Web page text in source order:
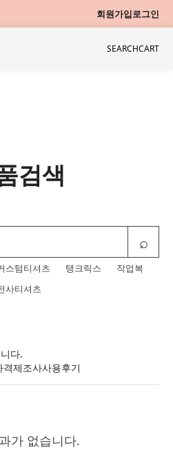
회원가입로그인
SEARCHCART
검색
⌕
스텀티셔츠 탱크릭스
작업복
사티셔츠
다.
격제조사사용후기
가 없습니다.